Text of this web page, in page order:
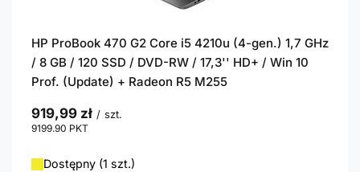
HP ProBook 470 G2 Core i5 4210u (4-gen.) 1,7 GHz
/ 8 GB / 120 SSD / DVD-RW / 17,3'' HD+ / Win 10
Prof. (Update) + Radeon R5 M255
919,99 zł / szt.
9199.90 PKT
Dostępny (1 szt.)